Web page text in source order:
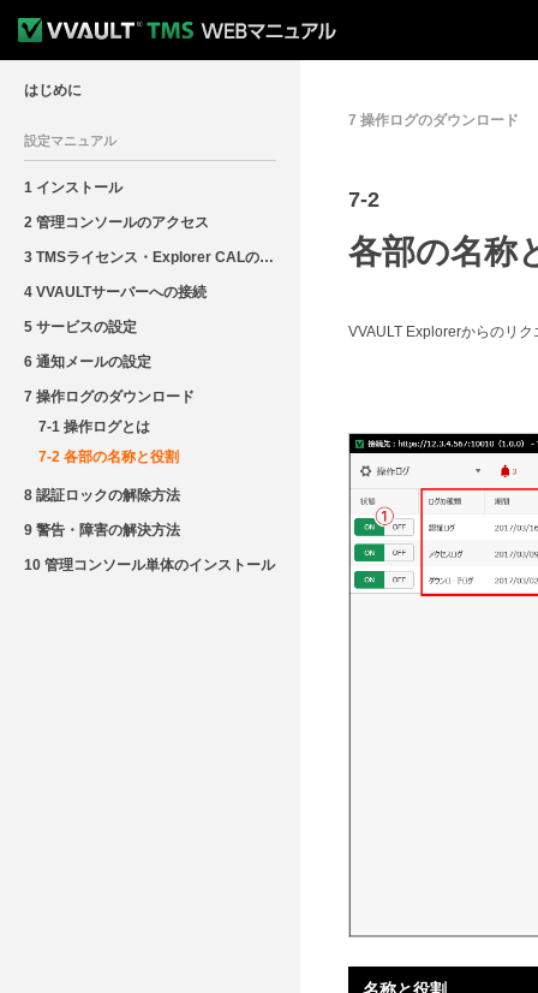
はじめに
設定マニュアル
1 インストール
2 管理コンソールのアクセス
3 TMSライセンス・Explorer CALの登録
4 VVAULTサーバーへの接続
5 サービスの設定
6 通知メールの設定
7 操作ログのダウンロード
7-1 操作ログとは
7-2 各部の名称と役割
8 認証ロックの解除方法
9 警告・障害の解決方法
10 管理コンソール単体のインストール
7 操作ログのダウンロード
7-2
各部の名称
VVAULT Explorerからのリ